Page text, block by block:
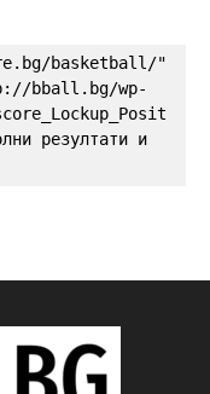
basketball/"
bball.bg/wp-
резултати и